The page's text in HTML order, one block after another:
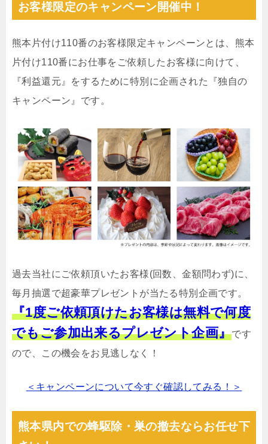
お客様限定のキャンペーン開催中！
熊本片付け110番のお客様限定キャンペーンとは、熊本
片付け110番にお仕事をご依頼したお客様に向けて、
『利益還元』をするために特別に企画された『独自の
キャンペーン』です。
過去当社にご依頼頂いたお客様(回数、金額問わず)に、
毎月抽選で超豪華プレゼントが当たる特別企画です。
『1度ご依頼頂けたお客様は無料で何度
でもご参加出来るプレゼント企画』です
ので、この機会をお見逃しなく！
＜キャンペーンについて今すぐ確認してみる！＞
熊本県内での蜂駆除・巣の撤去ならお任せ下